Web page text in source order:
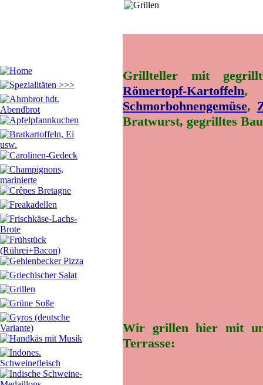
Grillteller mit
Römertopf-Kartoffeln
Schmorbohnengemüse,
Bratwurst, gegrilltes
Wir grillen hier mit
Terrasse: